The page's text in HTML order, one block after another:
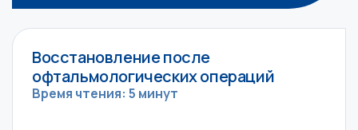
Восстановление после
офтальмологических операций
Время чтения: 5 минут